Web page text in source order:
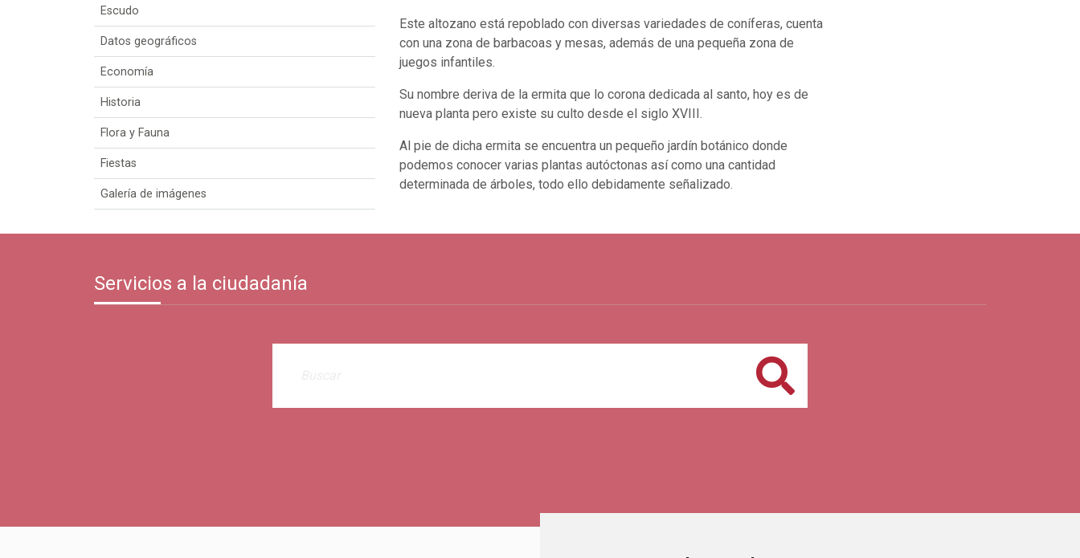
Escudo
Datos geográficos
Economía
Historia
Flora y Fauna
Fiestas
Galería de imágenes
Este altozano está repoblado con diversas variedades de coníferas, cuenta
con una zona de barbacoas y mesas, además de una pequeña zona de
juegos infantiles.
Su nombre deriva de la ermita que lo corona dedicada al santo, hoy es de
nueva planta pero existe su culto desde el siglo XVIII.
Al pie de dicha ermita se encuentra un pequeño jardín botánico donde
podemos conocer varias plantas autóctonas así como una cantidad
determinada de árboles, todo ello debidamente señalizado.
Servicios a la ciudadanía
Buscar